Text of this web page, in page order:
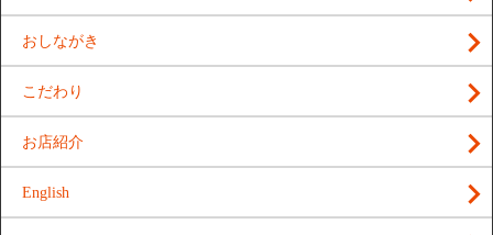
おしながき
こだわり
お店紹介
English